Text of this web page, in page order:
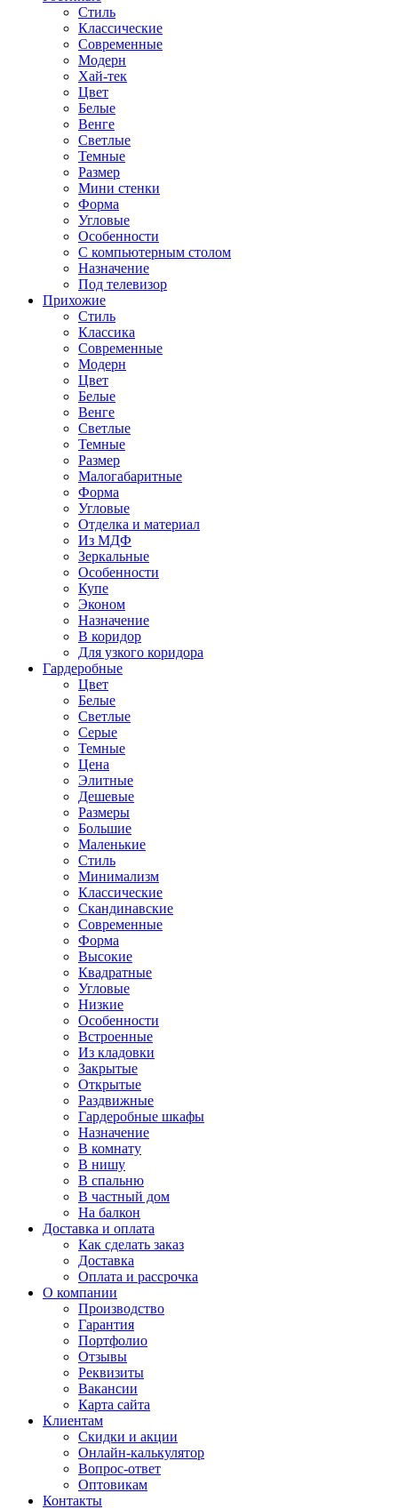
Стиль
Классические
Современные
Модерн
Хай-тек
Цвет
Белые
Венге
Светлые
Темные
Размер
Мини стенки
Форма
Угловые
Особенности
С компьютерным столом
Назначение
Под телевизор
Прихожие
Стиль
Классика
Современные
Модерн
Цвет
Белые
Венге
Светлые
Темные
Размер
Малогабаритные
Форма
Угловые
Отделка и материал
Из МДФ
Зеркальные
Особенности
Купе
Эконом
Назначение
В коридор
Для узкого коридора
Гардеробные
Цвет
Белые
Светлые
Серые
Темные
Цена
Элитные
Дешевые
Размеры
Большие
Маленькие
Стиль
Минимализм
Классические
Скандинавские
Современные
Форма
Высокие
Квадратные
Угловые
Низкие
Особенности
Встроенные
Из кладовки
Закрытые
Открытые
Раздвижные
Гардеробные шкафы
Назначение
В комнату
В нишу
В спальню
В частный дом
На балкон
Доставка и оплата
Как сделать заказ
Доставка
Оплата и рассрочка
О компании
Производство
Гарантия
Портфолио
Отзывы
Реквизиты
Вакансии
Карта сайта
Клиентам
Скидки и акции
Онлайн-калькулятор
Вопрос-ответ
Оптовикам
Контакты